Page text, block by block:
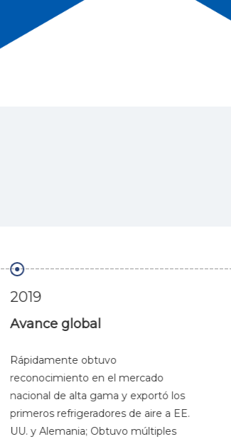
2019
Avance global
Rápidamente obtuvo
reconocimiento en el mercado
nacional de alta gama y exportó los
primeros refrigeradores de aire a EE.
UU. y Alemania; Obtuvo múltiples